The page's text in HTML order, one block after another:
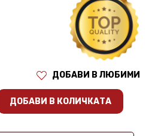
ДОБАВИ В ЛЮБИМИ
ДОБАВИ В КОЛИЧКАТА